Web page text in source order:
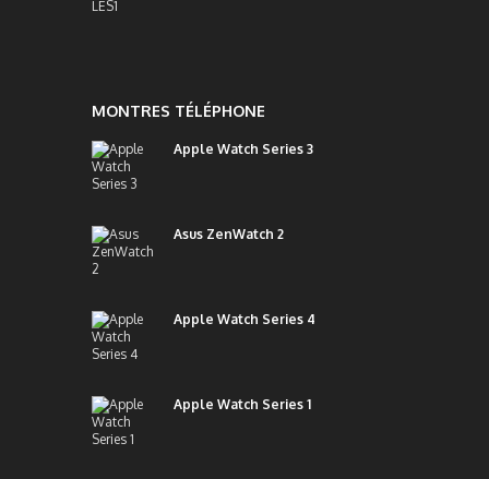
MONTRES TÉLÉPHONE
Apple Watch Series 3
Asus ZenWatch 2
Apple Watch Series 4
Apple Watch Series 1